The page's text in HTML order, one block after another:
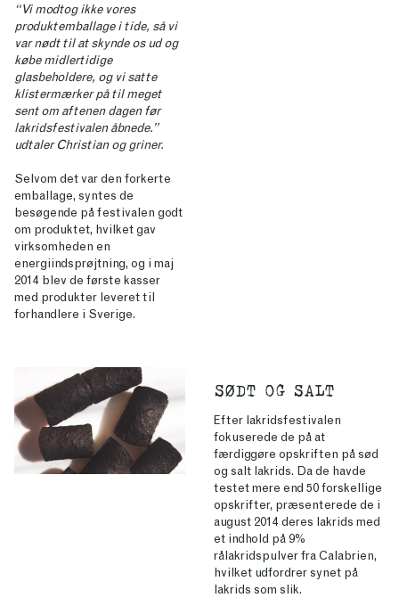
“Vi modtog ikke vores
produktemballage i tide, så vi
var nødt til at skynde os ud og
købe midlertidige
glasbeholdere, og vi satte
klistermærker på til meget
sent om aftenen dagen før
lakridsfestivalen åbnede.”
udtaler Christian og griner.
Selvom det var den forkerte
emballage, syntes de
besøgende på festivalen godt
om produktet, hvilket gav
virksomheden en
energiindsprøjtning, og i maj
2014 blev de første kasser
med produkter leveret til
forhandlere i Sverige.
SØDT OG SALT
Efter lakridsfestivalen
fokuserede de på at
færdiggøre opskriften på sød
og salt lakrids. Da de havde
testet mere end 50 forskellige
opskrifter, præsenterede de i
august 2014 deres lakrids med
et indhold på 9%
rålakridspulver fra Calabrien,
hvilket udfordrer synet på
lakrids som slik.